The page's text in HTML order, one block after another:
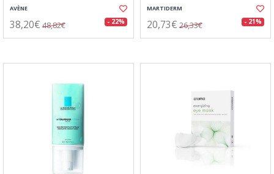
AVÈNE
38,20€ 48,82€ - 22%
MARTIDERM
20,73€ 26,33€ - 21%